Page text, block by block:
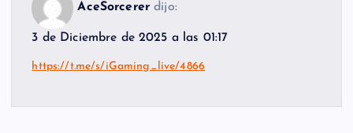
AceSorcerer dijo:
3 de Diciembre de 2025 a las 01:17
https://t.me/s/iGaming_live/4866